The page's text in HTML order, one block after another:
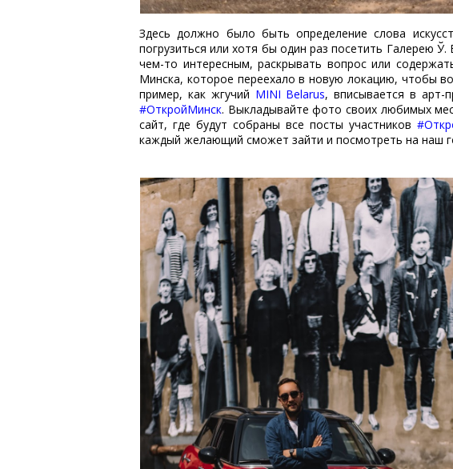
Здесь должно было быть определение слова
погрузиться или хотя бы один раз посетить Галерею
чем-то интересным, раскрывать вопрос или
Минска, которое переехало в новую локацию, чтобы
пример, как жгучий MINI Belarus, вписывается в арт-
#ОткройМинск. Выкладывайте фото своих любимых
сайт, где будут собраны все посты участников
каждый желающий сможет зайти и посмотреть на наш